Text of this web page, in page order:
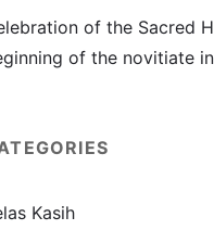
of the Sacred
of the novitiate
Kasih